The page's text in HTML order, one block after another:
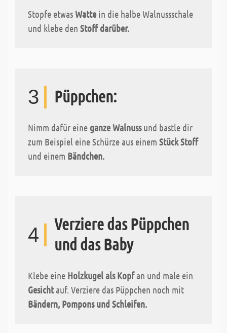
Stopfe etwasWatte in die halbe Walnussschale
und klebe den Stoff darüber.
3 Püppchen:
Nimm dafür eine ganze Walnussund bastle dir
zum Beispiel eine Schürze aus einem Stück Stoff
und einem Bändchen.
4
Verziere das Püppchen
und das Baby
Klebe eine Holzkugel als Kopfan und male ein
Gesichtauf. Verziere das Püppchen noch mit
Bändern, Pompons und Schleifen.